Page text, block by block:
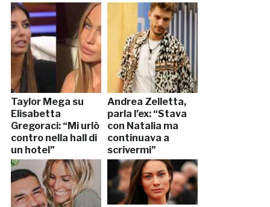
Taylor Mega su
Elisabetta
Gregoraci: “Mi urlò
contro nella hall di
un hotel”
Andrea Zelletta,
parla l’ex: “Stava
con Natalia ma
continuava a
scrivermi”